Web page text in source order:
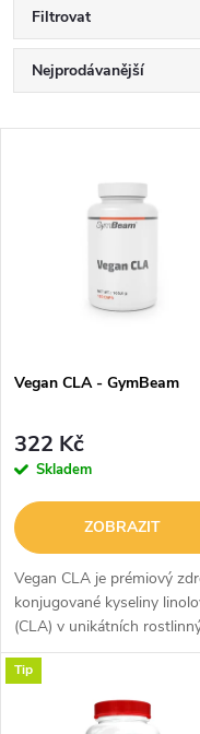
Filtrovat
Ř
a
p
r
o
d
u
k
Nejprodávanější
Abecedně
s
p
r
o
d
u
k
Vegan CLA - GymBeam
322 Kč
Skladem
ZOBRAZIT
Vegan CLA je prémiový
konjugované kyseliny
(CLA) v unikátních
kapslích. Obsahuje
standardizovaný extrakt ze
světlice barvířské s 80%
podílem účinné...
Tip